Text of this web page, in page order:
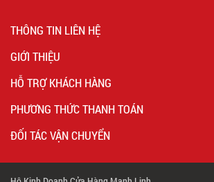
THÔNG TIN LIÊN HỆ
GIỚI THIỆU
HỖ TRỢ KHÁCH HÀNG
PHƯƠNG THỨC THANH TOÁN
ĐỐI TÁC VẬN CHUYỂN